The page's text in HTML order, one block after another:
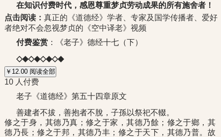
在知识付费时代，感恩尊重梦贞劳动成果的所有施舍者！
点击阅读：真正的《道德经》学者、专家及国学传播者、爱好
者绝对不会忽视梦贞的《空中译老》视频
付费鉴赏 ：《老子》德经十七（下）
◇◆◇◆◇◆◇◆
￥12.00 阅读全部
10 人付费
老子《道德经》第五十四章原文
善建者不拔，善抱者不脫，子孫以祭祀不輟。
修之于身，其德乃真；修之于家，其德乃餘；修之于鄉，其
德乃長；修之于邦，其德乃丰；修之于天下，其德乃普。故